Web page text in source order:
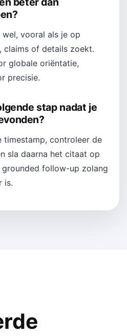
wel, vooral als je op
claims of details zoekt.
globale oriëntatie,
precisie.
stap nadat je
timestamp, controleer de
sla daarna het citaat op
follow-up zolang
is.